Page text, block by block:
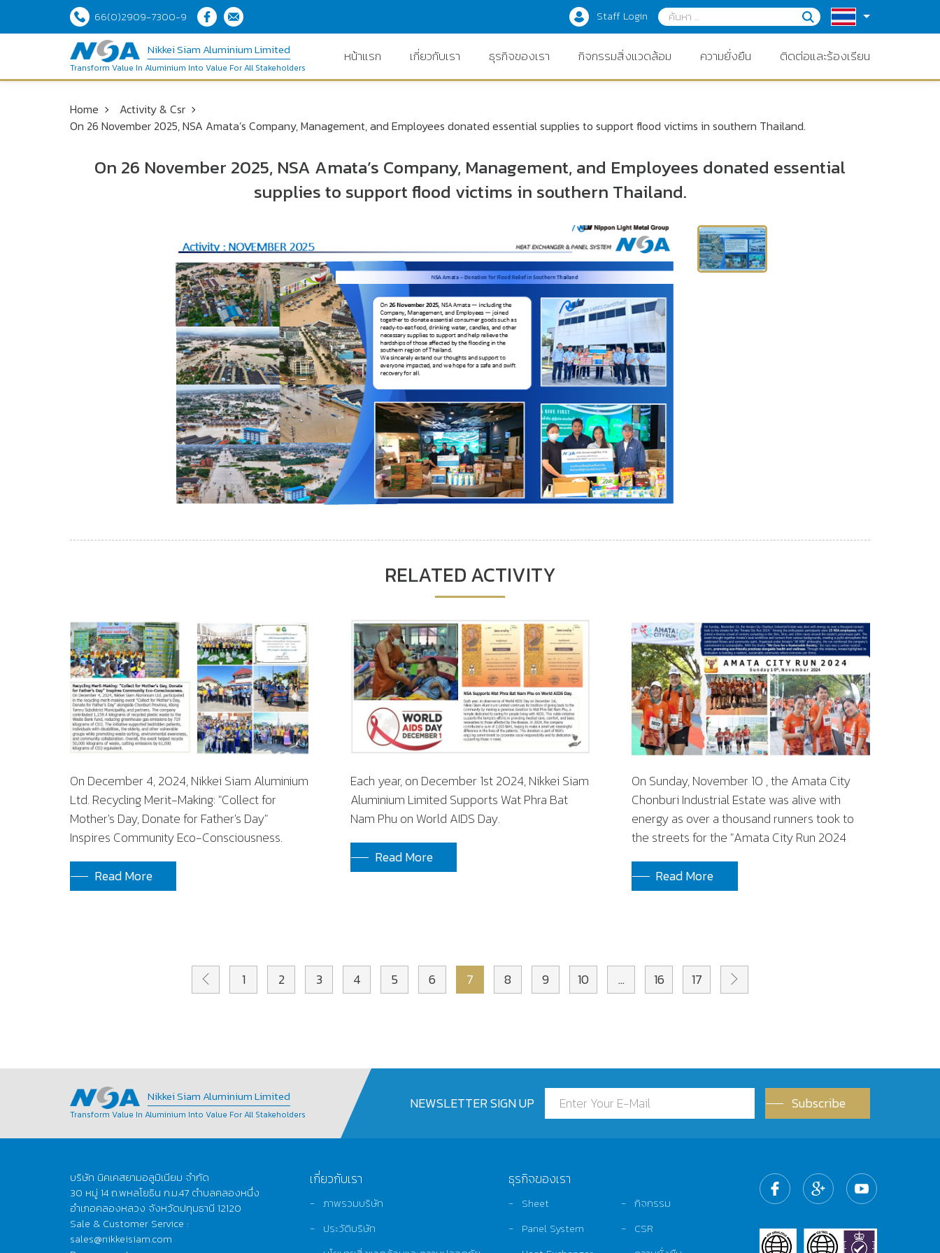
66(0)2909-7300-9 Staff Login
Nikkei Siam Aluminium Limited
Transform Value In Aluminium Into Value For All Stakeholders
หน้าแรก เกี่ยวกับเรา ธุรกิจของเรา กิจกรรมสิ่งแวดล้อม ความยั่งยืน ติดต่อและร้องเรียน
Home
Activity & Csr
On 26 November 2025, NSA Amata’s Company, Management, and Employees donated essential supplies to support flood victims in southern Thailand.
On 26 November 2025, NSA Amata’s Company, Management, and Employees donated essential
supplies to support flood victims in southern Thailand.
RELATED ACTIVITY
On December 4, 2024, Nikkei Siam Aluminium
Ltd. Recycling Merit-Making: "Collect for
Mother's Day, Donate for Father's Day"
Inspires Community Eco-Consciousness.
Read More
Each year, on December 1st 2024, Nikkei Siam
Aluminium Limited Supports Wat Phra Bat
Nam Phu on World AIDS Day.
Read More
On Sunday, November 10 , the Amata City
Chonburi Industrial Estate was alive with
energy as over a thousand runners took to
the streets for the "Amata City Run 2024
Read More
1 2 3 4 5 6 7 8 9 10 ... 16 17
Nikkei Siam Aluminium Limited
Transform Value In Aluminium Into Value For All Stakeholders
NEWSLETTER SIGN UP Subscribe
บริษัท นิคเคสยามอลูมิเนียม จำกัด
30 หมู่ 14 ถ.พหลโยธิน ก.ม.47 ตำบลคลองหนึ่ง
อำเภอคลองหลวง จังหวัดปทุมธานี 12120
Sale & Customer Service :
sales@nikkeisiam.com
เกี่ยวกับเรา
ภาพรวมบริษัท
ประวัติบริษัท
ธุรกิจของเรา
Sheet
Panel System
กิจกรรม
CSR